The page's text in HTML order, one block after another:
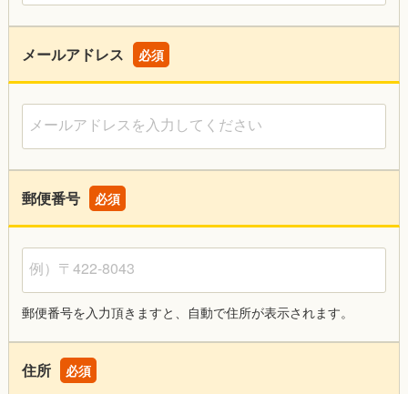
メールアドレス 必須
メールアドレスを入力してください
郵便番号 必須
例）〒422-8043
郵便番号を入力頂きますと、自動で住所が表示されます。
住所 必須